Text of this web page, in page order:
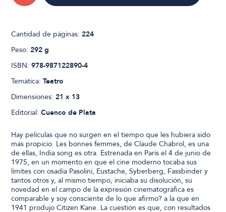
Cantidad de páginas:224
Peso:292 g
ISBN:978-987122890-4
Temática:Teatro
Dimensiones:21 x 13
Editorial:Cuenco de Plata
Hay películas que no surgen en el tiempo que les hubiera sido
más propicio. Les bonnes femmes, de Claude Chabrol, es una
de ellas, India song es otra. Estrenada en París el 4 de junio de
1975, en un momento en que el cine moderno tocaba sus
límites con osadía Pasolini, Eustache, Syberberg, Fassbinder y
tantos otros y, al mismo tiempo, iniciaba su disolución, su
novedad en el campo de la expresión cinematográfica es
comparable y soy consciente de lo que afirmo? a la que en
1941 produjo Citizen Kane. La cuestión es que, con resultados